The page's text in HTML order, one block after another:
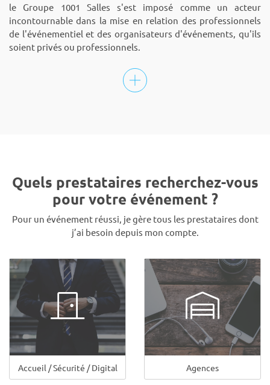
le Groupe 1001 Salles s'est imposé comme un acteur
incontournable dans la mise en relation des professionnels
de l'événementiel et des organisateurs d'événements, qu'ils
soient privés ou professionnels.
Quels prestataires recherchez-vous
pour votre événement ?
Pour un événement réussi, je gère tous les prestataires dont
j’ai besoin depuis mon compte.
Accueil / Sécurité / Digital Agences